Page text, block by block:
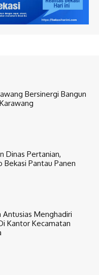
Bersinergi Bangun
Dinas Pertanian,
Pantau Panen
Antusias Menghadiri
Kantor Kecamatan